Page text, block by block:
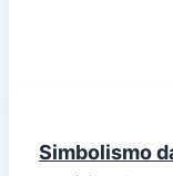
Simbolismo